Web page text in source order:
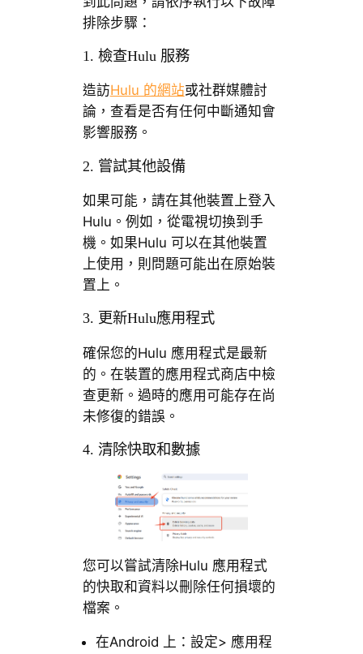
排除步驟：
1. 檢查Hulu 服務
造訪Hulu 的網站或社群媒體討
論，查看是否有任何中斷通知會
影響服務。
2. 嘗試其他設備
如果可能，請在其他裝置上登入
Hulu。例如，從電視切換到手
機。如果Hulu 可以在其他裝置
上使用，則問題可能出在原始裝
置上。
3. 更新Hulu應用程式
確保您的Hulu 應用程式是最新
的。在裝置的應用程式商店中檢
查更新。過時的應用可能存在尚
未修復的錯誤。
4. 清除快取和數據
您可以嘗試清除Hulu 應用程式
的快取和資料以刪除任何損壞的
檔案。
在Android 上：設定> 應用程